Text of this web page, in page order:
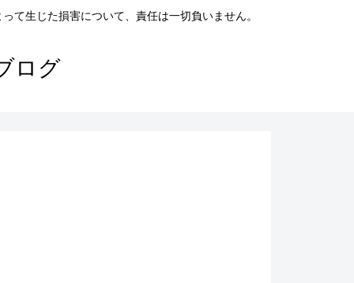
て生じた損害について、責任は一切負いません。
ログ